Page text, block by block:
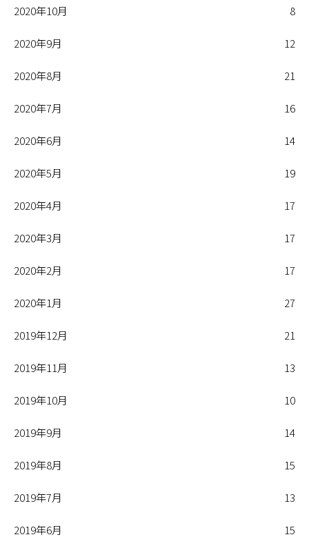
2020年10月 8
2020年9月 12
2020年8月 21
2020年7月 16
2020年6月 14
2020年5月 19
2020年4月 17
2020年3月 17
2020年2月 17
2020年1月 27
2019年12月 21
2019年11月 13
2019年10月 10
2019年9月 14
2019年8月 15
2019年7月 13
2019年6月 15